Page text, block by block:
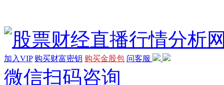
加入VIP 购买财富密钥 购买金股包 问客服
微信扫码咨询